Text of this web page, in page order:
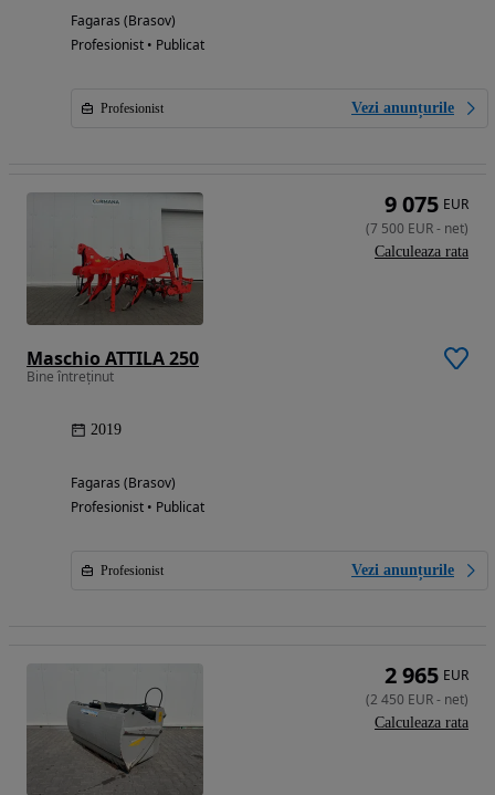
Fagaras (Brasov)
Profesionist • Publicat
Profesionist Vezi anunțurile
Maschio ATTILA 250
Bine întreținut
2019
Fagaras (Brasov)
Profesionist • Publicat
Profesionist Vezi anunțurile
9 075 EUR
(7 500 EUR- net)
Calculeaza rata
2 965 EUR
(2 450 EUR- net)
Calculeaza rata